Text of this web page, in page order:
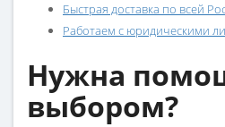
Быстрая доставка по всей
Работаем с юридическими
Нужна
выбором?